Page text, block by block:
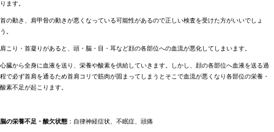
ります。
首の動き、肩甲骨の動きが悪くなっている可能性があるので正しい検査を受けた方がいいでしょ
う。
肩こり・首凝りがあると、頭・脳・目・耳など顔の各部位への血流が悪化してしまいます。
心臓から全身に血液を送り、栄養や酸素を供給していきます。しかし、顔の各部位へ血液を送る過
程で必ず首肩を通るため首肩コリで筋肉が固まってしまうとそこで血流が悪くなり各部位の栄養・
酸素不足が起こります。
脳の栄養不足・酸欠状態 ：自律神経症状、不眠症、頭痛